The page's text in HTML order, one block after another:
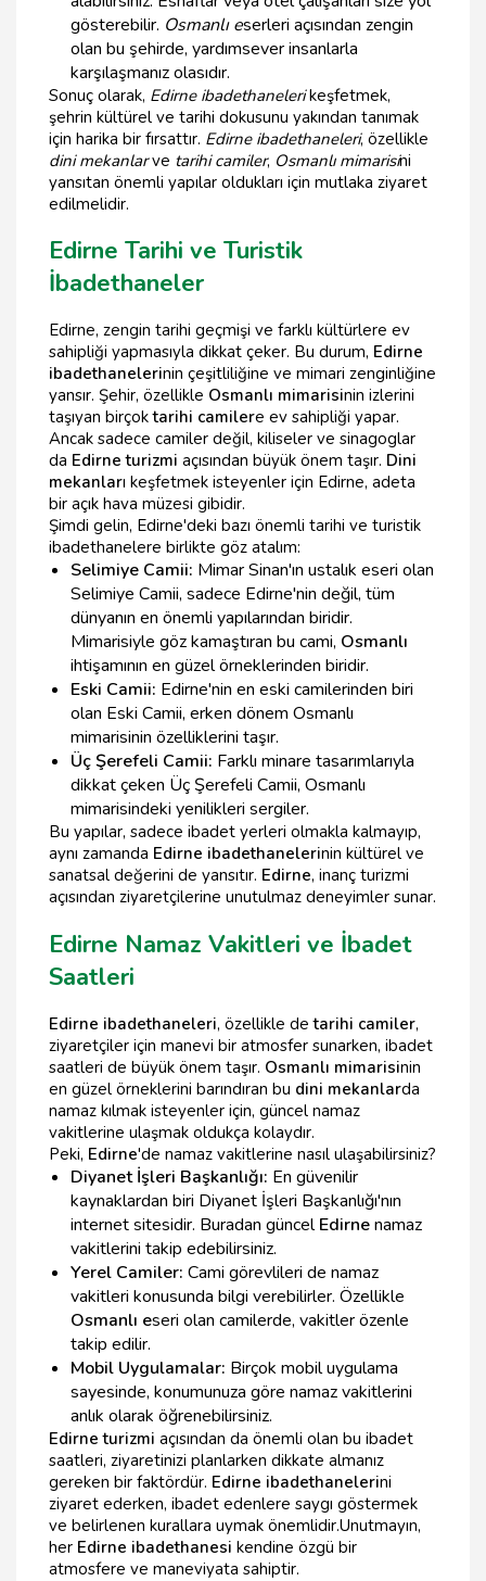
gösterebilir. Osmanlı eserleri açısından zengin
olan bu şehirde, yardımsever insanlarla
karşılaşmanız olasıdır.
Sonuç olarak, Edirne ibadethanelerikeşfetmek,
şehrin kültürel ve tarihi dokusunu yakından tanımak
için harika bir fırsattır. Edirne ibadethaneleri, özellikle
dini mekanlarve tarihi camiler, Osmanlı mimarisini
yansıtan önemli yapılar oldukları için mutlaka ziyaret
edilmelidir.
Edirne Tarihi ve Turistik
İbadethaneler
Edirne, zengin tarihi geçmişi ve farklı kültürlere ev
sahipliği yapmasıyla dikkat çeker. Bu durum, Edirne
ibadethanelerinin çeşitliliğine ve mimari zenginliğine
yansır. Şehir, özellikle Osmanlı mimarisinin izlerini
taşıyan birçoktarihi camilere ev sahipliği yapar.
Ancak sadece camiler değil, kiliseler ve sinagoglar
da Edirne turizmi açısından büyük önem taşır. Dini
mekanları keşfetmek isteyenler için Edirne, adeta
bir açık hava müzesi gibidir.
Şimdi gelin, Edirne'deki bazı önemli tarihi ve turistik
ibadethanelere birlikte göz atalım:
Selimiye Camii: Mimar Sinan'ın ustalık eseri olan
Selimiye Camii, sadece Edirne'nin değil, tüm
dünyanın en önemli yapılarından biridir.
Mimarisiyle göz kamaştıran bu cami, Osmanlı
ihtişamının en güzel örneklerinden biridir.
Eski Camii: Edirne'nin en eski camilerinden biri
olan Eski Camii, erken dönem Osmanlı
mimarisinin özelliklerini taşır.
Üç Şerefeli Camii: Farklı minare tasarımlarıyla
dikkat çeken Üç Şerefeli Camii, Osmanlı
mimarisindeki yenilikleri sergiler.
Bu yapılar, sadece ibadet yerleri olmakla kalmayıp,
aynı zamanda Edirne ibadethanelerinin kültürel ve
sanatsal değerini de yansıtır. Edirne, inanç turizmi
açısından ziyaretçilerine unutulmaz deneyimler sunar.
Edirne Namaz Vakitleri ve İbadet
Saatleri
Edirne ibadethaneleri, özellikle detarihi camiler,
ziyaretçiler için manevi bir atmosfer sunarken, ibadet
saatleri de büyük önem taşır. Osmanlı mimarisinin
en güzel örneklerini barındıran bu dini mekanlarda
namaz kılmak isteyenler için, güncel namaz
vakitlerine ulaşmak oldukça kolaydır.
Peki, Edirne'de namaz vakitlerine nasıl ulaşabilirsiniz?
Diyanet İşleri Başkanlığı: En güvenilir
kaynaklardan biri Diyanet İşleri Başkanlığı'nın
internet sitesidir. Buradan güncelEdirnenamaz
vakitlerini takip edebilirsiniz.
Yerel Camiler: Cami görevlileri de namaz
vakitleri konusunda bilgi verebilirler. Özellikle
Osmanlı eseri olan camilerde, vakitler özenle
takip edilir.
Mobil Uygulamalar: Birçok mobil uygulama
sayesinde, konumunuza göre namaz vakitlerini
anlık olarak öğrenebilirsiniz.
Edirne turizmi açısından da önemli olan bu ibadet
saatleri, ziyaretinizi planlarken dikkate almanız
gereken bir faktördür. Edirne ibadethanelerini
ziyaret ederken, ibadet edenlere saygı göstermek
ve belirlenen kurallara uymak önemlidir.Unutmayın,
her Edirne ibadethanesi kendine özgü bir
atmosfere ve maneviyata sahiptir.